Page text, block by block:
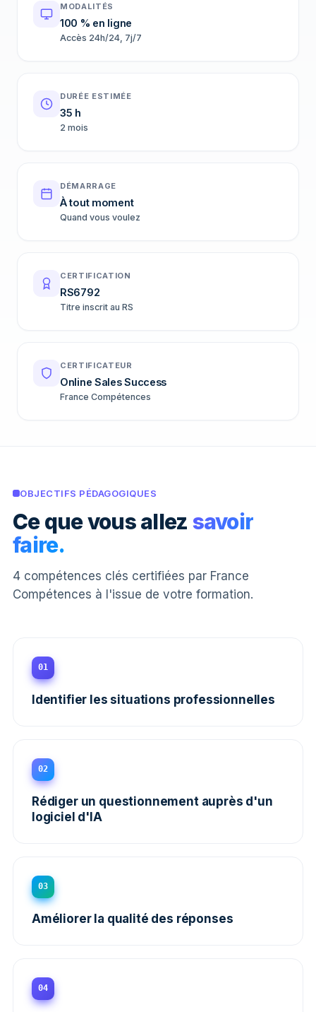
MODALITÉS
100 % en ligne
Accès 24h/24, 7j/7
DURÉE ESTIMÉE
35 h
2 mois
DÉMARRAGE
À tout moment
Quand vous voulez
CERTIFICATION
RS6792
Titre inscrit au RS
CERTIFICATEUR
Online Sales Success
France Compétences
OBJECTIFS PÉDAGOGIQUES
Ce que vous allez savoir
faire.
4 compétences clés certifiées par France
Compétences à l'issue de votre formation.
01
Identifier les situations professionnelles
02
Rédiger un questionnement auprès d'un
logiciel d'IA
03
Améliorer la qualité des réponses
04